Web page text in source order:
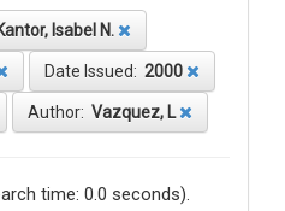
Isabel N.
Date Issued: 2000
Author: Vazquez, L
time: 0.0 seconds).